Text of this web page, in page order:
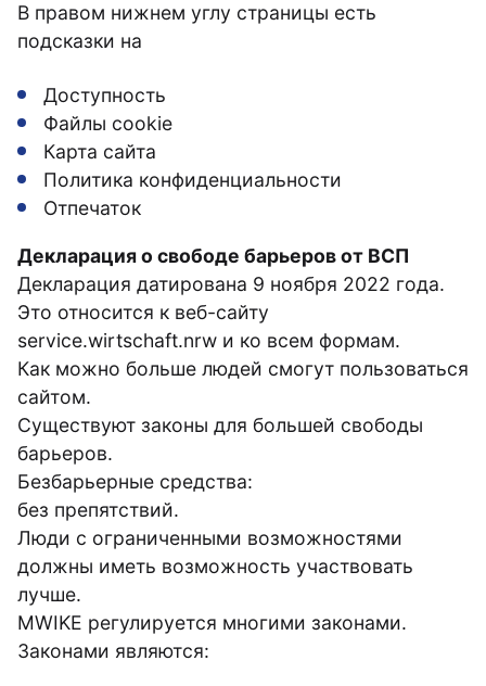
В правом нижнем углу страницы есть
подсказки на
Доступность
Файлы cookie
Карта сайта
Политика конфиденциальности
Отпечаток
Декларация о свободе барьеров от ВСП
Декларация датирована 9 ноября 2022 года.
Это относится к веб-сайту
service.wirtschaft.nrw и ко всем формам.
Как можно больше людей смогут пользоваться
сайтом.
Существуют законы для большей свободы
барьеров.
Безбарьерные средства:
без препятствий.
Люди с ограниченными возможностями
должны иметь возможность участвовать
лучше.
MWIKE регулируется многими законами.
Законами являются: